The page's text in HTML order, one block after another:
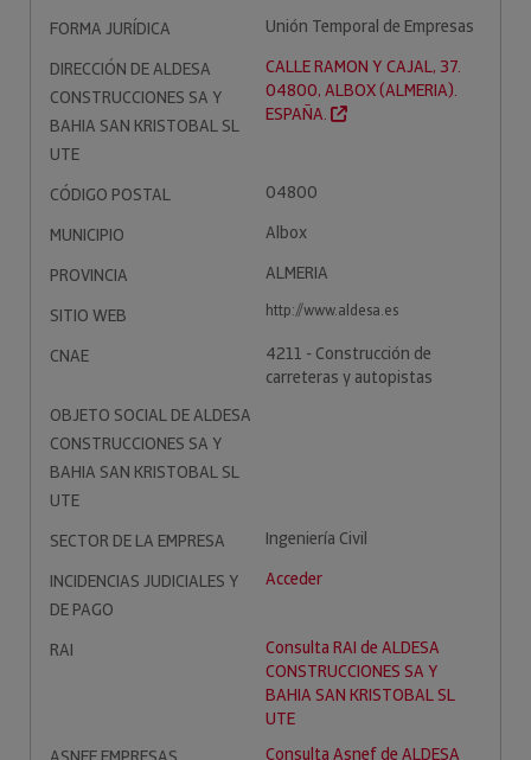
FORMA JURÍDICA
Unión Temporal de Empresas
DIRECCIÓN DE ALDESA
CONSTRUCCIONES SA Y
BAHIA SAN KRISTOBAL SL
UTE
CALLE RAMON Y CAJAL, 37.
04800, ALBOX (ALMERIA).
ESPAÑA.
CÓDIGO POSTAL
04800
MUNICIPIO
Albox
PROVINCIA
ALMERIA
SITIO WEB
http://www.aldesa.es
CNAE
4211 - Construcción de
carreteras y autopistas
OBJETO SOCIAL DE ALDESA
CONSTRUCCIONES SA Y
BAHIA SAN KRISTOBAL SL
UTE
SECTOR DE LA EMPRESA
Ingeniería Civil
INCIDENCIAS JUDICIALES Y
DE PAGO
Acceder
RAI
Consulta RAI de ALDESA
CONSTRUCCIONES SA Y
BAHIA SAN KRISTOBAL SL
UTE
Consulta Asnef de ALDESA